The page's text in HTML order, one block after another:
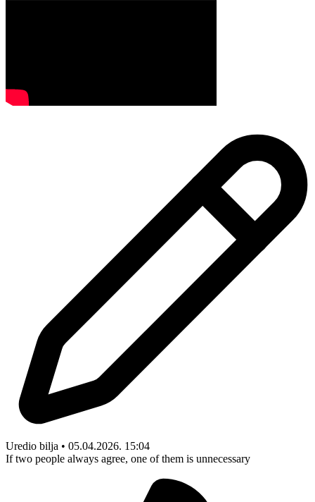
Uredio bilja • 05.04.2026. 15:04
If two people always agree, one of them is unnecessary